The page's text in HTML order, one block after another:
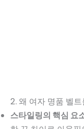
2. 왜 여자 명품 벨
스타일링의 핵심 요